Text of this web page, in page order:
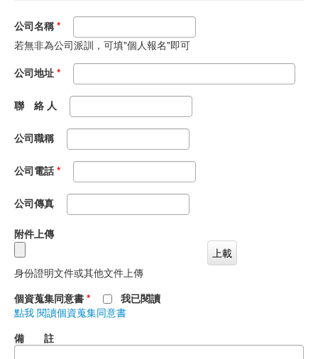
公司名稱 *
若無非為公司派訓，可填"個人報名"即可
公司地址 *
聯 絡 人
公司職稱
公司電話*
公司傳真
附件上傳
身份證明文件或其他文件上傳
個資蒐集同意書 *
我已閱讀
點我 閱讀個資蒐集同意書
備 註